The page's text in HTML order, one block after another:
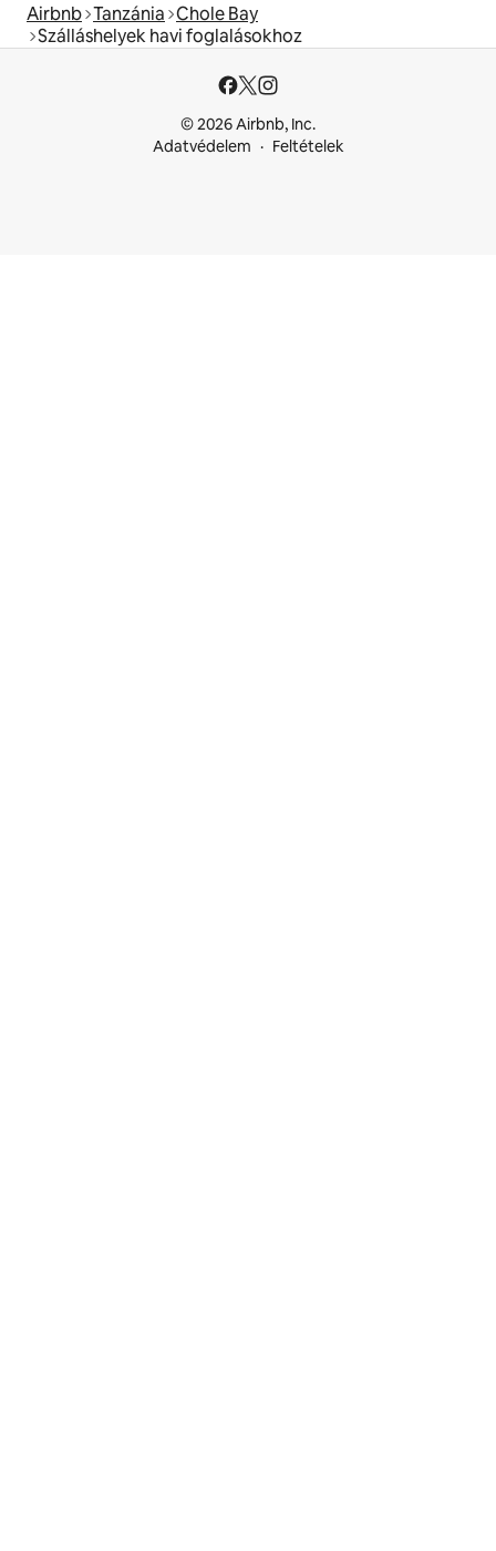
Airbnb Tanzánia Chole Bay
Szálláshelyek havi foglalásokhoz
© 2026 Airbnb, Inc.
Adatvédelem
Feltételek